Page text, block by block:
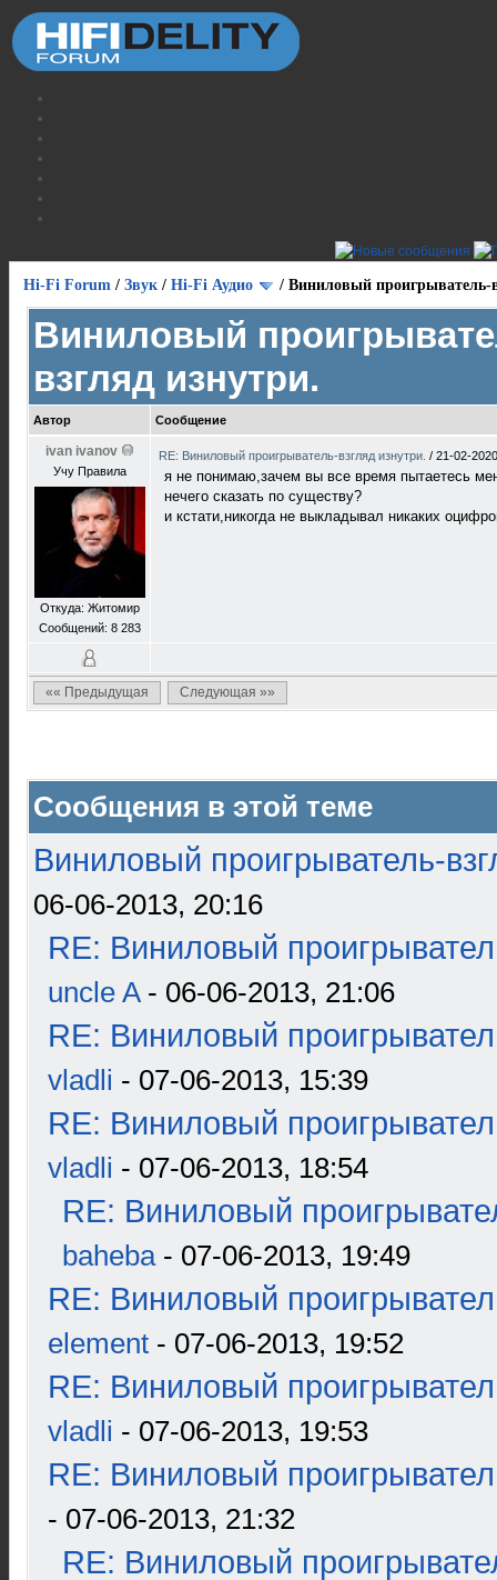
Hi-Fi Forum / Звук / Hi-Fi Аудио / Виниловый проигрыватель-
Виниловый
взгляд изнутри.
Автор Сообщение
ivan ivanov
Учу Правила
Откуда: Житомир
Сообщений: 8 283
RE: Виниловый проигрыватель-взгляд изнутри. / 21-02-
я не понимаю,зачем вы все время пытаетесь
нечего сказать по существу?
и кстати,никогда не выкладывал никаких
«« Предыдущая Следующая »»
Сообщения в этой теме
Виниловый проигрыватель-
06-06-2013, 20:16
RE: Виниловый
uncle A- 06-06-2013, 21:06
RE: Виниловый
vladli - 07-06-2013, 15:39
RE: Виниловый
vladli - 07-06-2013, 18:54
RE: Виниловый
baheba- 07-06-2013, 19:49
RE: Виниловый
element - 07-06-2013, 19:52
RE: Виниловый
vladli - 07-06-2013, 19:53
RE: Виниловый
- 07-06-2013, 21:32
RE: Виниловый